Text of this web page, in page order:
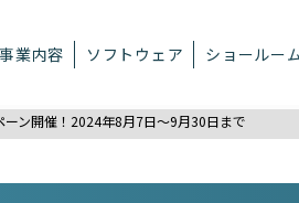
事業内容 ソフトウェア ショールー
ーン開催！2024年8月7日～9月30日まで